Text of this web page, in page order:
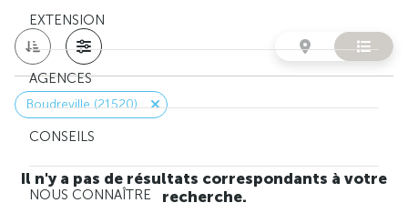
EXTENSION
AGENCES
CONSEILS
NOUS CONNAÎTRE
Boudreville (21520)
Il n'y a pas de résultats correspondants à votre
recherche.